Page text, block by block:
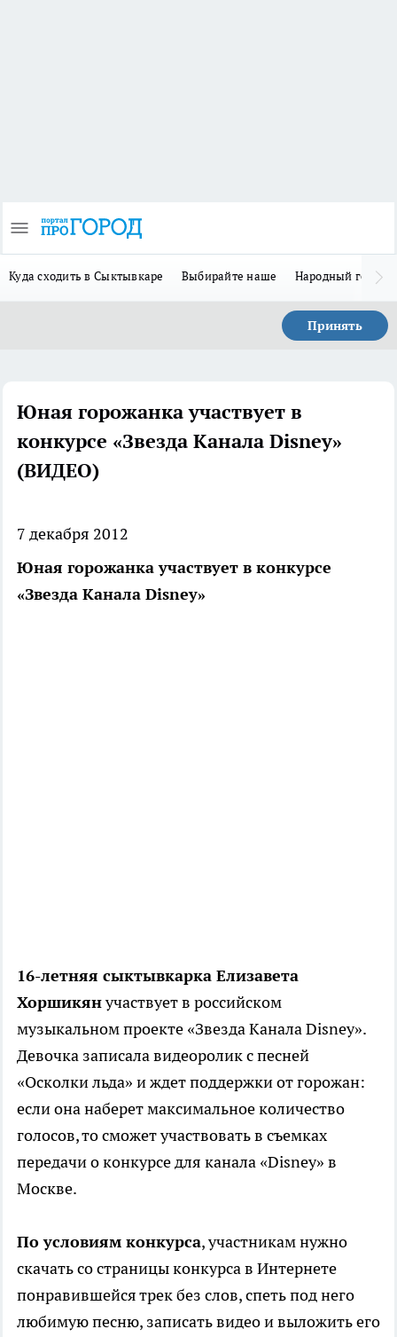
Куда сходить в Сыктывкаре Выбирайте наше Народный герой-
Принять
Юная горожанка участвует в
конкурсе «Звезда Канала Disney»
(ВИДЕО)
7 декабря 2012
Юная горожанка участвует в конкурсе
«Звезда Канала Disney»
16-летняя сыктывкарка Елизавета
Хоршикянучаствует в российском
музыкальном проекте «Звезда Канала Disney».
Девочка записала видеоролик с песней
«Осколки льда» и ждет поддержки от горожан:
если она наберет максимальное количество
голосов, то сможет участвовать в съемках
передачи о конкурсе для канала «Disney» в
Москве.
По условиям конкурса, участникам нужно
скачать со страницы конкурса в Интернете
понравившейся трек без слов, спеть под него
любимую песню, записать видео и выложить его